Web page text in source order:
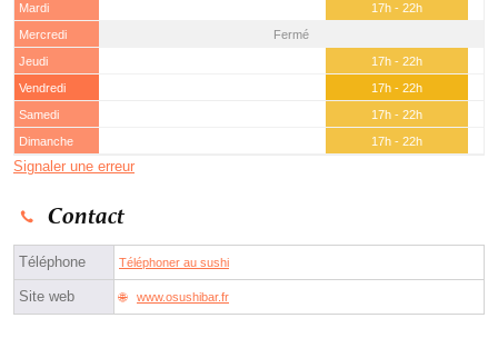
Mardi
17h - 22h
Mercredi
Fermé
Jeudi
17h - 22h
Vendredi
17h - 22h
Samedi
17h - 22h
Dimanche
17h - 22h
Signaler une erreur
Contact
Téléphone Téléphoner au sushi
Site web www.osushibar.fr